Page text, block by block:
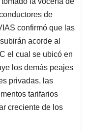
de
confirmó que las
acorde al
el cual se ubicó en
los demás peajes
privadas, las
tarifarios
creciente de los